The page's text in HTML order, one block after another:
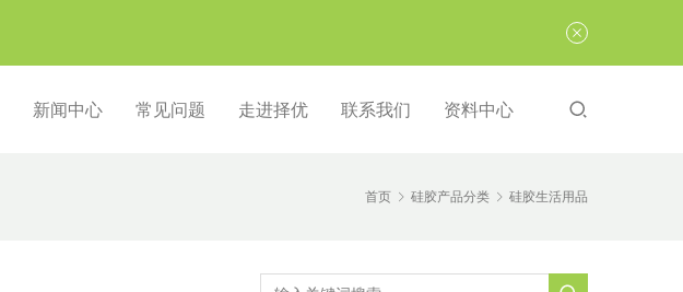
新闻中心 常见问题 走进择优 联系我们 资料中心
首页 硅胶产品分类 硅胶生活用品